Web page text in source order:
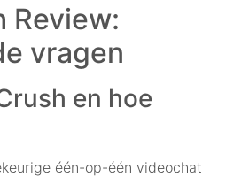
Review:
vragen
en hoe
één-op-één videochat